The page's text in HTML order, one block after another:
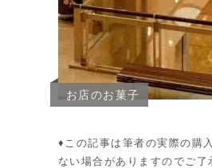
お店のお菓子
♦︎この記事は筆者の実際の購
ない場合がありますのでご了